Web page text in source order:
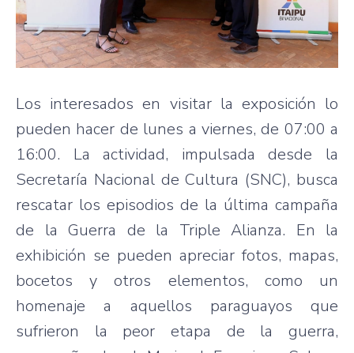
Los interesados en visitar la exposición lo
pueden hacer de lunes a viernes, de 07:00 a
16:00. La actividad, impulsada desde la
Secretaría Nacional de Cultura (SNC), busca
rescatar los episodios de la última campaña
de la Guerra de la Triple Alianza. En la
exhibición se pueden apreciar fotos, mapas,
bocetos y otros elementos, como un
homenaje a aquellos paraguayos que
sufrieron la peor etapa de la guerra,